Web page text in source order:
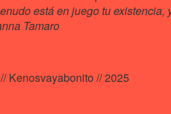
está en juego tu existencia,
Tamaro
Kenosvayabonito // 2025